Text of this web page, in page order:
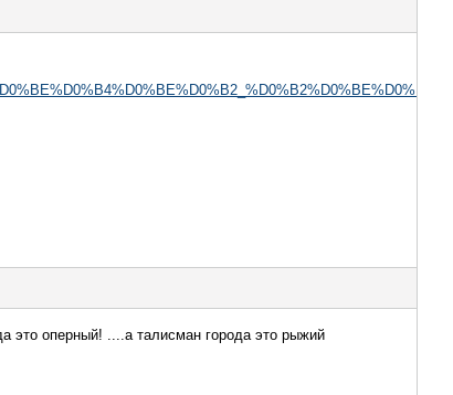
это оперный! ....а талисман города это рыжий